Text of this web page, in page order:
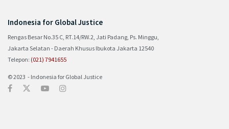
Indonesia for Global Justice
Rengas Besar No.35 C, RT.14/RW.2, Jati Padang, Ps. Minggu,
Jakarta Selatan - Daerah Khusus Ibukota Jakarta 12540
Telepon: (021) 7941655
© 2023 - Indonesia for Global Justice